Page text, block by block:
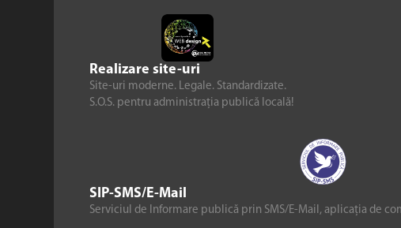
Realizare site-uri
Site-uri moderne. Legale. Standardizate.
S.O.S. pentru administrația publică locală!
SIP-SMS/E-Mail
Serviciul de Informare publică prin SMS/E-Mail, aplicația de